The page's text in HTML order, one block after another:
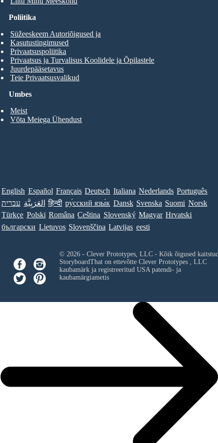
Umbes
Meist
Võta Meiega Ühendust
Poliitika
Süžeeskeem Autoriõigused ja
Kasutustingimused
Privaatsuspoliitika
Privaatsus ja Turvalisus Koolidele ja Õpilastele
Juurdepääsetavus
Teie Privaatsusvalikud
English Español Français Deutsch Italiana Nederlands Português
עברית العَرَبِيَّة हिन्दी ру́сский язы́к Dansk Svenska Suomi Norsk
Türkçe Polski Româna Ceština Slovenský Magyar Hrvatski
български Lietuvos Slovenščina Latvijas eesti
© 2026 - Clever Prototypes, LLC - Kõik õigused
StoryboardThat on ettevõtte Clever Prototypes , LLC
kaubamärk ja registreeritud USA patendi- ja
kaubamärgiametis